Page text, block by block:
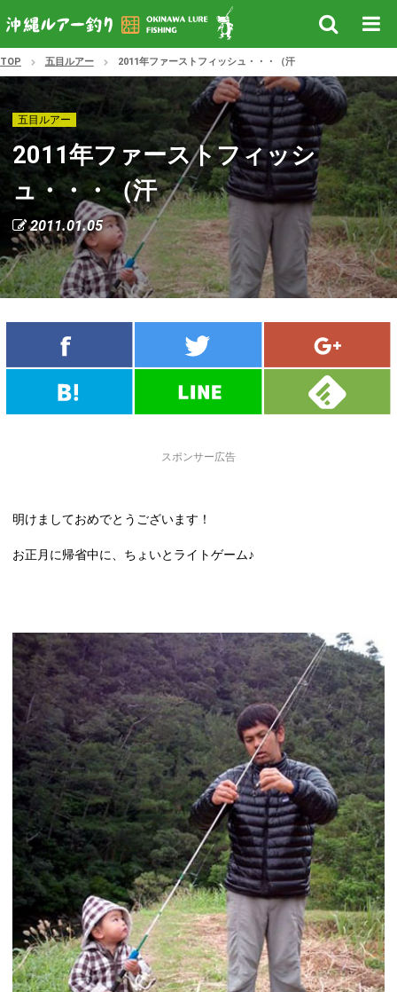
TOP 五目ルアー 2011年ファーストフィッシュ・・・（汗
五目ルアー
2011年ファーストフィッシ
ュ・・・（汗
2011.01.05
スポンサー広告
明けましておめでとうございます！
お正月に帰省中に、ちょいとライトゲーム♪